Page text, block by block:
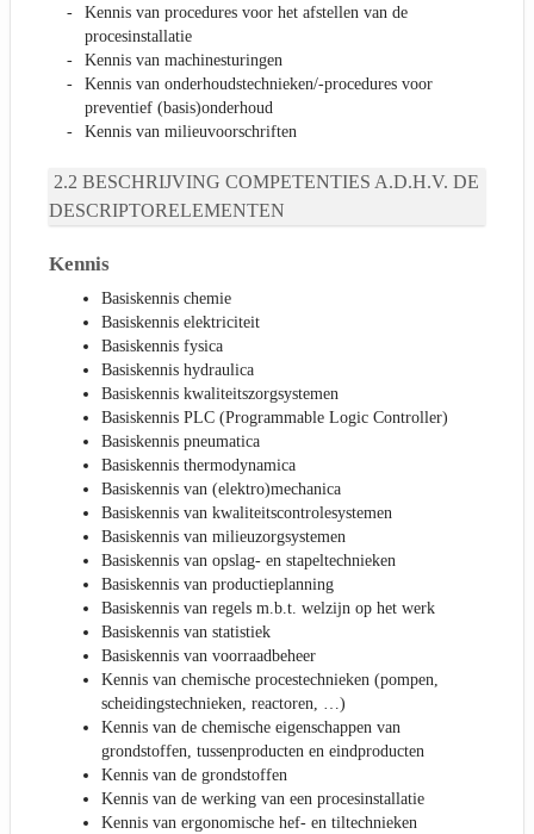
Kennis van procedures voor het afstellen van de
procesinstallatie
Kennis van machinesturingen
Kennis van onderhoudstechnieken/-procedures voor
preventief (basis)onderhoud
Kennis van milieuvoorschriften
BESCHRIJVING COMPETENTIES A.D.H.V. DE
DESCRIPTORELEMENTEN
Kennis
Basiskennis chemie
Basiskennis elektriciteit
Basiskennis fysica
Basiskennis hydraulica
Basiskennis kwaliteitszorgsystemen
Basiskennis PLC (Programmable Logic Controller)
Basiskennis pneumatica
Basiskennis thermodynamica
Basiskennis van (elektro)mechanica
Basiskennis van kwaliteitscontrolesystemen
Basiskennis van milieuzorgsystemen
Basiskennis van opslag- en stapeltechnieken
Basiskennis van productieplanning
Basiskennis van regels m.b.t. welzijn op het werk
Basiskennis van statistiek
Basiskennis van voorraadbeheer
Kennis van chemische procestechnieken (pompen,
scheidingstechnieken, reactoren, …)
Kennis van de chemische eigenschappen van
grondstoffen, tussenproducten en eindproducten
Kennis van de grondstoffen
Kennis van de werking van een procesinstallatie
Kennis van ergonomische hef- en tiltechnieken